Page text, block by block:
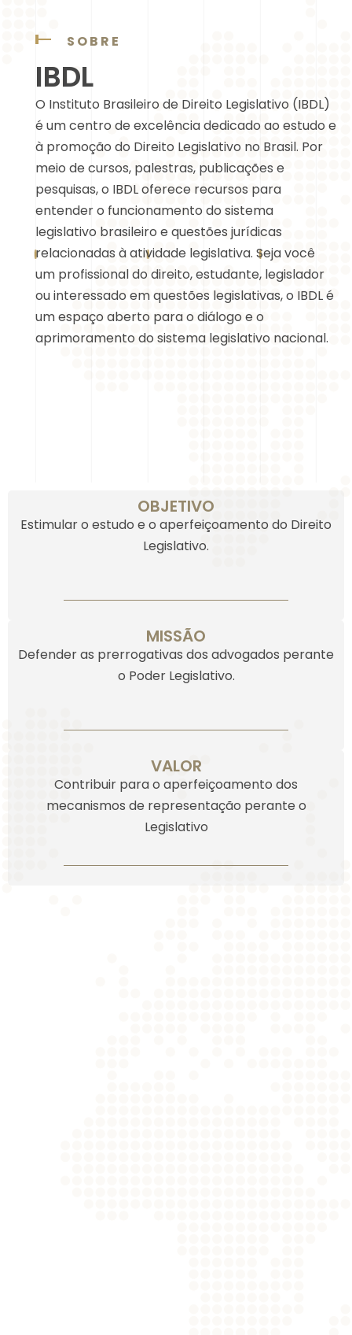
SOBRE
IBDL
O Instituto Brasileiro de Direito Legislativo (IBDL)
é um centro de excelência dedicado ao estudo e
à promoção do Direito Legislativo no Brasil. Por
meio de cursos, palestras, publicações e
pesquisas, o IBDL oferece recursos para
entender o funcionamento do sistema
legislativo brasileiro e questões jurídicas
relacionadas à atividade legislativa. Seja você
um profissional do direito, estudante, legislador
ou interessado em questões legislativas, o IBDL é
um espaço aberto para o diálogo e o
aprimoramento do sistema legislativo nacional.
OBJETIVO
Estimular o estudo e o aperfeiçoamento do Direito
Legislativo.
MISSÃO
Defender as prerrogativas dos advogados perante
o Poder Legislativo.
VALOR
Contribuir para o aperfeiçoamento dos
mecanismos de representação perante o
Legislativo